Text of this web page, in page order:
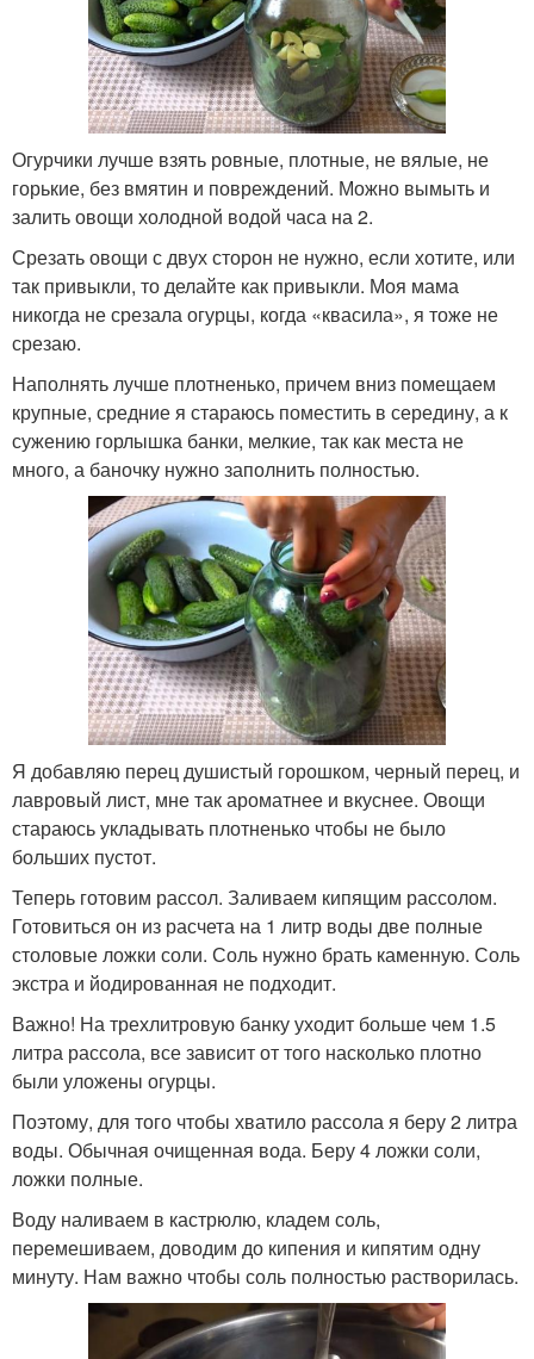
Огурчики лучше взять ровные, плотные, не вялые, не
горькие, без вмятин и повреждений. Можно вымыть и
залить овощи холодной водой часа на 2.
Срезать овощи с двух сторон не нужно, если хотите, или
так привыкли, то делайте как привыкли. Моя мама
никогда не срезала огурцы, когда «квасила», я тоже не
срезаю.
Наполнять лучше плотненько, причем вниз помещаем
крупные, средние я стараюсь поместить в середину, а к
сужению горлышка банки, мелкие, так как места не
много, а баночку нужно заполнить полностью.
Я добавляю перец душистый горошком, черный перец, и
лавровый лист, мне так ароматнее и вкуснее. Овощи
стараюсь укладывать плотненько чтобы не было
больших пустот.
Теперь готовим рассол. Заливаем кипящим рассолом.
Готовиться он из расчета на 1 литр воды две полные
столовые ложки соли. Соль нужно брать каменную. Соль
экстра и йодированная не подходит.
Важно! На трехлитровую банку уходит больше чем 1.5
литра рассола, все зависит от того насколько плотно
были уложены огурцы.
Поэтому, для того чтобы хватило рассола я беру 2 литра
воды. Обычная очищенная вода. Беру 4 ложки соли,
ложки полные.
Воду наливаем в кастрюлю, кладем соль,
перемешиваем, доводим до кипения и кипятим одну
минуту. Нам важно чтобы соль полностью растворилась.